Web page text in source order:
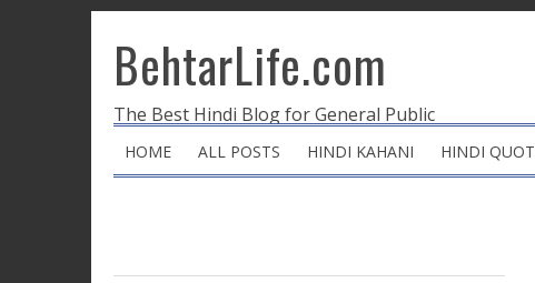
BehtarLife.com
The Best Hindi Blog for General Public
HOME ALL POSTS HINDI KAHANI HINDI